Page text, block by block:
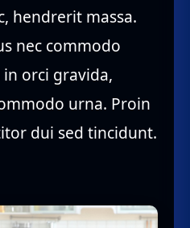
hendrerit massa.
nec commodo
orci gravida,
urna. Proin
dui sed tincidunt.